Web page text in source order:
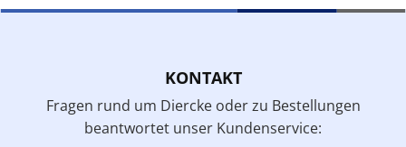
KONTAKT
Fragen rund um Diercke oder zu Bestellungen
beantwortet unser Kundenservice: